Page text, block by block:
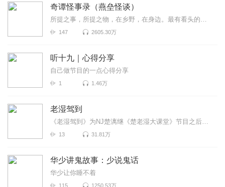
奇谭怪事录（燕垒怪谈）
所提之事，所提之物，在乡野，在身边。最有看头的志怪小说，你没听过的奇谭怪事。原著：燕垒生
147 2605.30万
听十九｜心得分享
自己做节目的一点心得分享
1 1.46万
老湿驾到
《老湿驾到》为NJ楚漓继《楚老湿大课堂》节目之后一档全新的栏目，在保持原有搞笑娱乐犀利大胆风格的基...
13 31.81万
华少讲鬼故事：少说鬼话
华少让你睡不着
115 1250.53万